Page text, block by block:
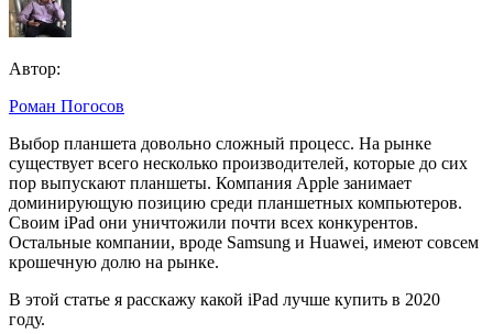
Автор:
Роман Погосов
Какой
iPad
выбрать
в
2020
году.
Выбираем
Выбор планшета довольно сложный процесс. На рынке
существует всего несколько производителей, которые до сих
пор выпускают планшеты. Компания Apple занимает
доминирующую позицию среди планшетных компьютеров.
Своим iPad они уничтожили почти всех конкурентов.
Остальные компании, вроде Samsung и Huawei, имеют совсем
крошечную долю на рынке.
В этой статье я расскажу какой iPad лучше купить в 2020
году.